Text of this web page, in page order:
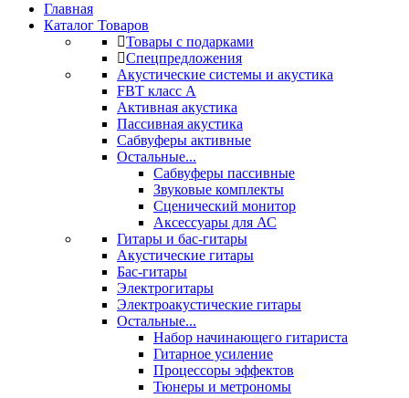
Главная
Каталог Товаров
Товары с подарками
Спецпредложения
Акустические системы и акустика
FBT класс А
Активная акустика
Пассивная акустика
Сабвуферы активные
Остальные...
Сабвуферы пассивные
Звуковые комплекты
Сценический монитор
Аксессуары для АС
Гитары и бас-гитары
Акустические гитары
Бас-гитары
Электрогитары
Электроакустические гитары
Остальные...
Набор начинающего гитариста
Гитарное усиление
Процессоры эффектов
Тюнеры и метрономы